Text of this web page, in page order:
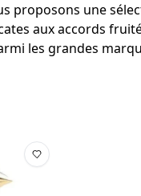
proposons une
aux accords
les grandes